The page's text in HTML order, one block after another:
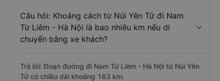
Câu hỏi: Khoảng cách từ Núi Yên Tử đi Nam
Từ Liêm - Hà Nội là bao nhiêu km nếu di
chuyển bằng xe khách?
Trả lời: Đoạn đường đi Nam Từ Liêm - Hà Nội từ Núi Yên
Tử có chiều dài khoảng 163 km.